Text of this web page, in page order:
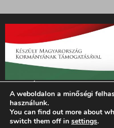
„Az Új Ember katolikus
támogatását az EGYH-
szerződés keretében 3 000
Emberi
A weboldalon a minőségi
használunk.
You can find out more about
switch them off in settings.